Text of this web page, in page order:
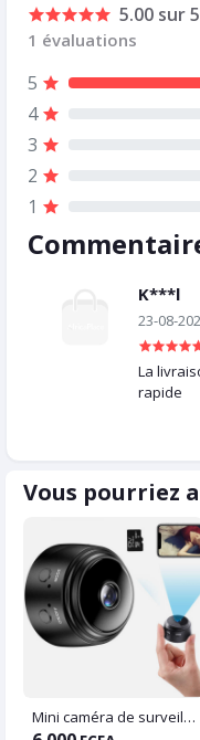
5.00 sur 5
1 évaluations
5
4
3
2
1
K***l
23-08-
La
rapide
Vous pourriez
Mini caméra de surveillance